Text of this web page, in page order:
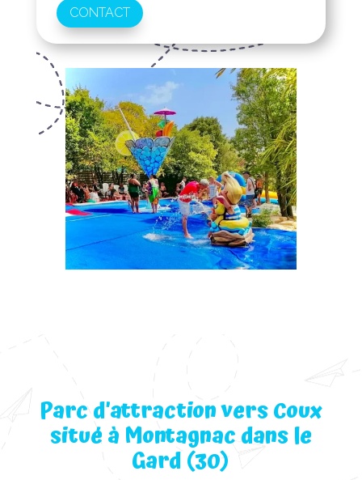
CONTACT
Parc d’attraction vers Coux
situé à Montagnac dans le
Gard (30)